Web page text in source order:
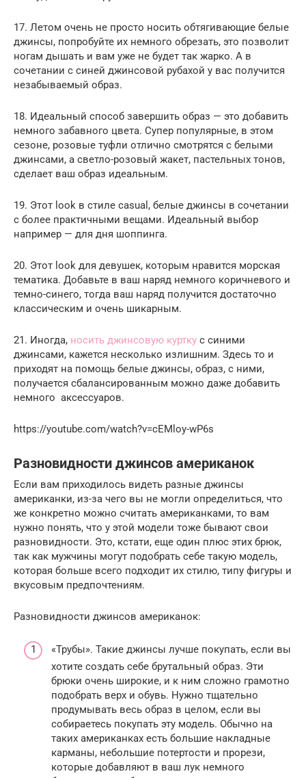
17. Летом очень не просто носить обтягивающие белые
джинсы, попробуйте их немного обрезать, это позволит
ногам дышать и вам уже не будет так жарко. А в
сочетании с синей джинсовой рубахой у вас получится
незабываемый образ.
18. Идеальный способ завершить образ — это добавить
немного забавного цвета. Супер популярные, в этом
сезоне, розовые туфли отлично смотрятся с белыми
джинсами, а светло-розовый жакет, пастельных тонов,
сделает ваш образ идеальным.
19. Этот look в стиле casual, белые джинсы в сочетании
с более практичными вещами. Идеальный выбор
например — для дня шоппинга.
20. Этот look для девушек, которым нравится морская
тематика. Добавьте в ваш наряд немного коричневого и
темно-синего, тогда ваш наряд получится достаточно
классическим и очень шикарным.
21. Иногда, носить джинсовую куртку с синими
джинсами, кажется несколько излишним. Здесь то и
приходят на помощь белые джинсы, образ, с ними,
получается сбалансированным можно даже добавить
немного аксессуаров.
https://youtube.com/watch?v=cEMloy-wP6s
Разновидности джинсов американок
Если вам приходилось видеть разные джинсы
американки, из-за чего вы не могли определиться, что
же конкретно можно считать американками, то вам
нужно понять, что у этой модели тоже бывают свои
разновидности. Это, кстати, еще один плюс этих брюк,
так как мужчины могут подобрать себе такую модель,
которая больше всего подходит их стилю, типу фигуры и
вкусовым предпочтениям.
Разновидности джинсов американок:
«Трубы». Такие джинсы лучше покупать, если вы
хотите создать себе брутальный образ. Эти
брюки очень широкие, и к ним сложно грамотно
подобрать верх и обувь. Нужно тщательно
продумывать весь образ в целом, если вы
собираетесь покупать эту модель. Обычно на
таких американках есть большие накладные
карманы, небольшие потертости и прорези,
которые добавляют в ваш лук немного